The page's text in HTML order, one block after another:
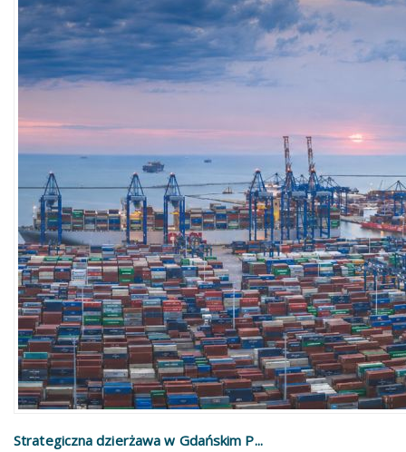
Strategiczna dzierżawa w Gdańskim P...